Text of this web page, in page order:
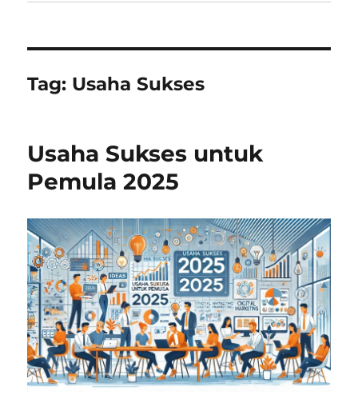
Tag: Usaha Sukses
Usaha Sukses untuk
Pemula 2025